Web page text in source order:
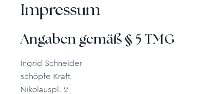
Impressum
Angaben gemäß § 5 TMG
Ingrid Schneider
schöpfe Kraft
Nikolauspl. 2